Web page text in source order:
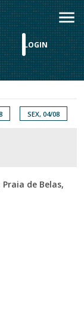
LOGIN
SEX, 04/08
de Belas,